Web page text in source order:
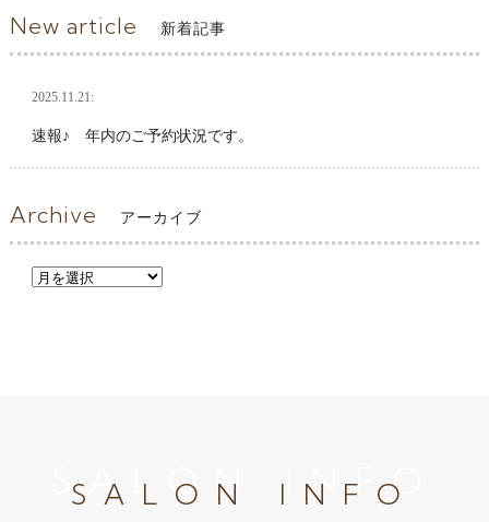
New article 新着記事
2025.11.21:
速報♪ 年内のご予約状況です。
Archive アーカイブ
SALON INFO
SALON INFO